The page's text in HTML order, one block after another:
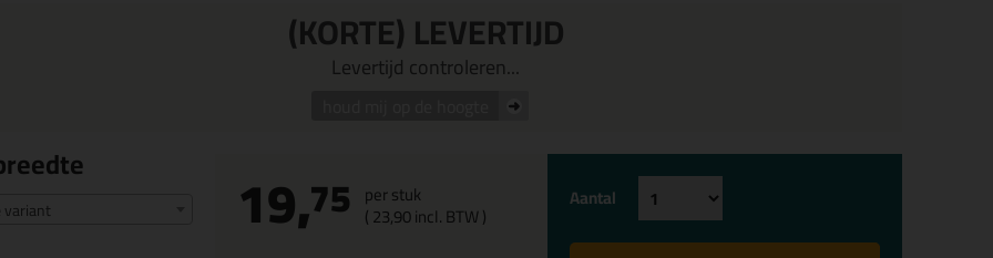
(KORTE) LEVERTIJD
Levertijd controleren...
variant 19,75 per stuk
(23,90incl. BTW )
Aantal